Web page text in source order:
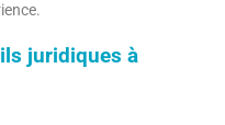
juridiques à